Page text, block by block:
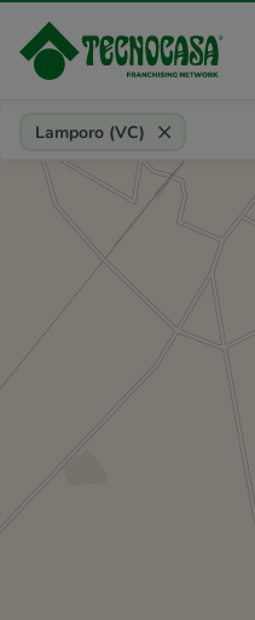
Provincia, comune, zona, riferimento
Lamporo (VC)